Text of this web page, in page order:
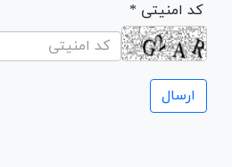
* کد امنیتی